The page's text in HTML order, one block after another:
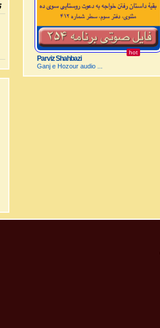
hot
Parviz Shahbazi
Ganj e Hozour audio ...